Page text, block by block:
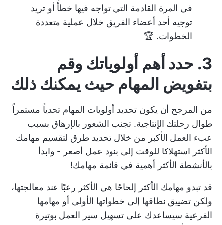
في المرة القادمة التي تواجه فيها خطأً أو تريد
توجيه أحد أعضاء الفريق خلال عملية متعددة
الخطوات. 🏆
3. حدد أهم أولوياتك وقم
بتفويض المهام حيث يمكنك ذلك
من المرجح أن يكون تحديد أولويات المهام تحدياً مستمراً
طوال رحلتك الإنتاجية. تجنب الشعور بالإرهاق بسبب
عبء العمل الأكبر من خلال تحديد طرق لتقسيم مهامك
الأكثر استهلاكا للوقت إلى بنود عمل أصغر - وابدأ
بالأنشطة الأكثر أهمية في قائمة مهامك!
قد تبدو مهامك الأكثر إلحاحًا هي الأكثر رعبًا عند معالجتها،
ولكن تضييق نطاقها إلى خطواتها الأولى أو مهامها
الفرعية سيساعدك على تسهيل سير العمل بوتيرة